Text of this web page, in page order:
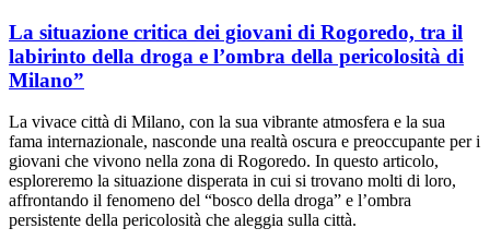
La situazione critica dei giovani di Rogoredo, tra il
labirinto della droga e l’ombra della pericolosità di
Milano”
La vivace città di Milano, con la sua vibrante atmosfera e la sua
fama internazionale, nasconde una realtà oscura e preoccupante per i
giovani che vivono nella zona di Rogoredo. In questo articolo,
esploreremo la situazione disperata in cui si trovano molti di loro,
affrontando il fenomeno del “bosco della droga” e l’ombra
persistente della pericolosità che aleggia sulla città.